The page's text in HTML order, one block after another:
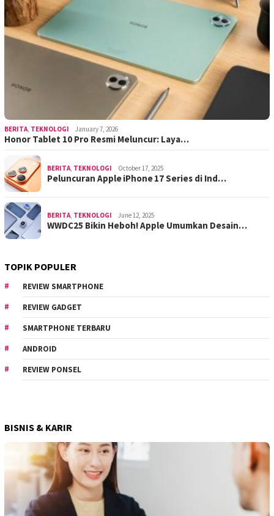
BERITA, TEKNOLOGI January 7, 2026
Honor Tablet 10 Pro Resmi Meluncur: Laya…
BERITA, TEKNOLOGI October 17, 2025
Peluncuran Apple iPhone 17 Series di Ind…
BERITA, TEKNOLOGI June 12, 2025
WWDC25 Bikin Heboh! Apple Umumkan Desain…
TOPIK POPULER
REVIEW SMARTPHONE
REVIEW GADGET
SMARTPHONE TERBARU
ANDROID
REVIEW PONSEL
BISNIS & KARIR